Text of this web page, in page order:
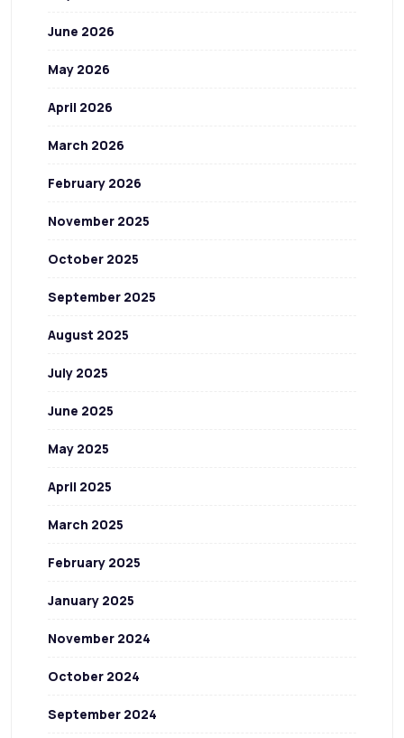
June 2026
May 2026
April 2026
March 2026
February 2026
November 2025
October 2025
September 2025
August 2025
July 2025
June 2025
May 2025
April 2025
March 2025
February 2025
January 2025
November 2024
October 2024
September 2024